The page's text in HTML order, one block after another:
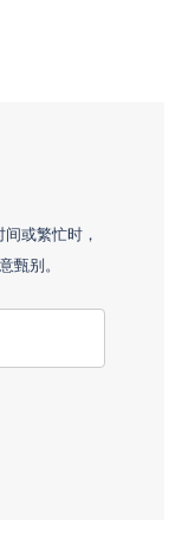
或繁忙时，
甄别。